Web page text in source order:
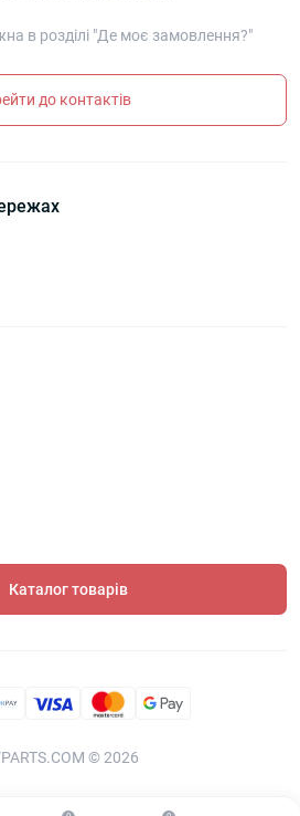
в розділі "Де моє замовлення?"
до контактів
Каталог товарів
© 2026